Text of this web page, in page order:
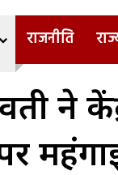
राजनीति
ने